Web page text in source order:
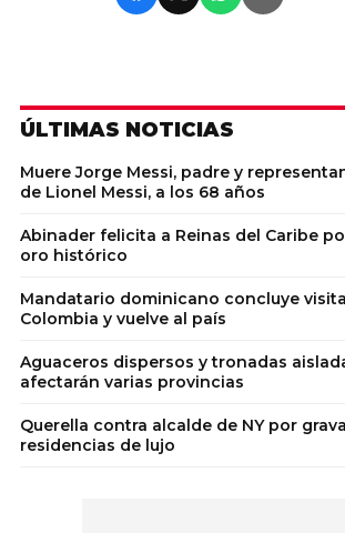
ÚLTIMAS NOTICIAS
Muere Jorge Messi, padre y
de Lionel Messi, a los 68 años
Abinader felicita a Reinas del Caribe
oro histórico
Mandatario dominicano concluye
Colombia y vuelve al país
Aguaceros dispersos y tronadas
afectarán varias provincias
Querella contra alcalde de NY por
residencias de lujo